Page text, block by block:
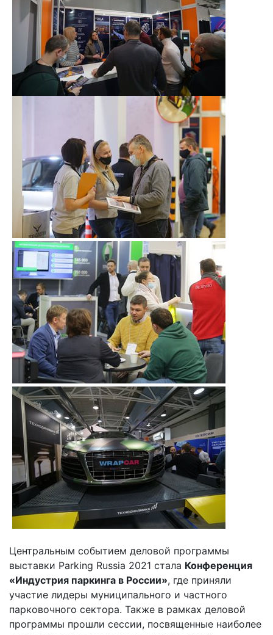
Центральным событием деловой программы
выставки Parking Russia 2021 стала Конференция
«Индустрия паркинга в России», где приняли
участие лидеры муниципального и частного
парковочного сектора. Также в рамках деловой
программы прошли сессии, посвященные наиболее